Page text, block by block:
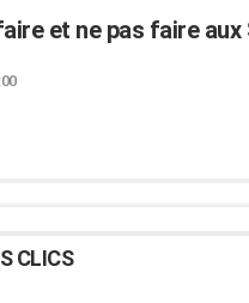
et ne pas faire aux
CLICS